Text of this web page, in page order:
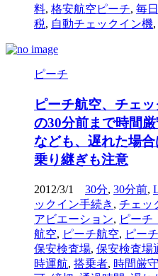
料, 格安航空ピーチ, 毎
税, 自動チェックイン機,
ピーチ
ピーチ航空、チェ
の30分前まで時間
なども、遅れた場合
乗り継ぎも注意
2012/3/1 30分, 30分前,
ックイン手続き , チェッ
アビエーション, ピーチ
航空, ピーチ航空, ピー
保安検査場, 保安検査場
時運航, 搭乗者, 時間厳守